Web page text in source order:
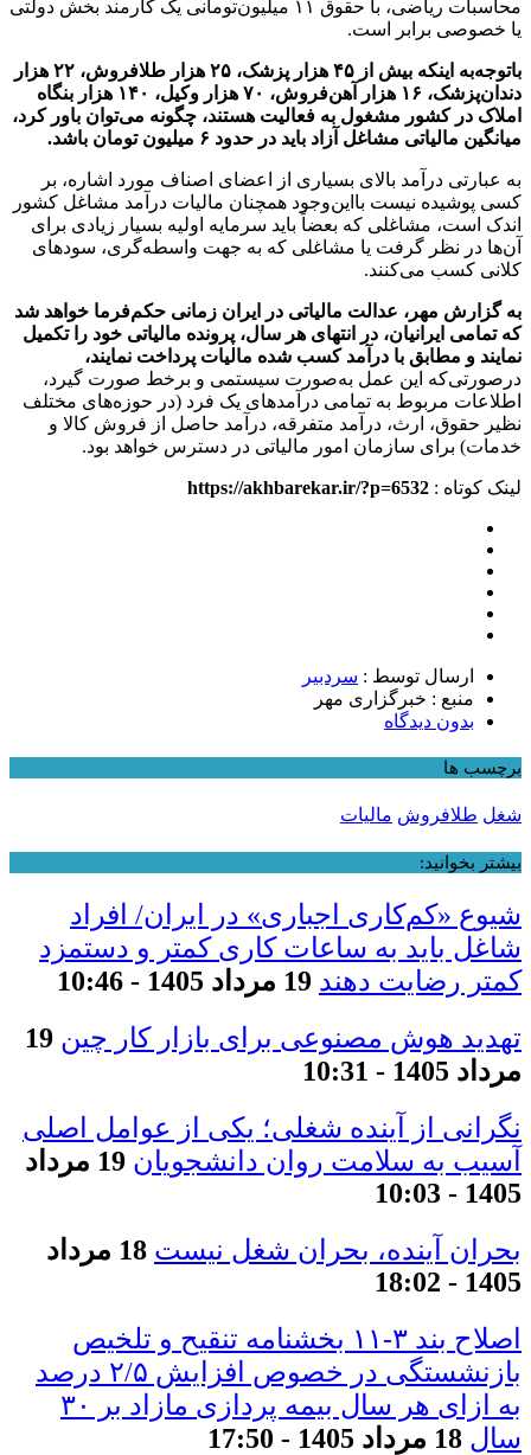
محاسبات ریاضی، با حقوق ۱۱ میلیون‌تومانی یک کارمند بخش دولتی
یا خصوصی برابر است.
باتوجه‌به اینکه بیش از ۴۵ هزار پزشک، ۲۵ هزار طلافروش، ۲۲ هزار
دندان‌پزشک، ۱۶ هزار آهن‌فروش، ۷۰ هزار وکیل، ۱۴۰ هزار بنگاه
املاک در کشور مشغول به فعالیت هستند، چگونه می‌توان باور کرد،
میانگین مالیاتی مشاغل آزاد باید در حدود ۶ میلیون تومان باشد.
به عبارتی درآمد بالای بسیاری از اعضای اصناف مورد اشاره، بر
کسی پوشیده نیست بااین‌وجود همچنان مالیات درآمد مشاغل کشور
اندک است، مشاغلی که بعضاً باید سرمایه اولیه بسیار زیادی برای
آن‌ها در نظر گرفت یا مشاغلی که به جهت واسطه‌گری، سودهای
کلانی کسب می‌کنند.
به گزارش مهر، عدالت مالیاتی در ایران زمانی حکم‌فرما خواهد شد
که تمامی ایرانیان، در انتهای هر سال، پرونده مالیاتی خود را تکمیل
نمایند و مطابق با درآمد کسب شده مالیات پرداخت نمایند،
درصورتی‌که این عمل به‌صورت سیستمی و برخط صورت گیرد،
اطلاعات مربوط به تمامی درآمدهای یک فرد (در حوزه‌های مختلف
نظیر حقوق، ارث، درآمد متفرقه، درآمد حاصل از فروش کالا و
خدمات) برای سازمان امور مالیاتی در دسترس خواهد بود.
لینک کوتاه : https://akhbarekar.ir/?p=6532
ارسال توسط : سردبیر
منبع : خبرگزاری مهر
بدون دیدگاه
برچسب ها
شغل طلافروش مالیات
بیشتر بخوانید:
شیوع «کم‌کاری اجباری» در ایران/ افراد
شاغل باید به ساعات کاری کمتر و دستمزد
کمتر رضایت دهند 19 مرداد 1405 - 10:46
تهدید هوش مصنوعی برای بازار کار چین 19
مرداد 1405 - 10:31
نگرانی از آینده شغلی؛ یکی از عوامل اصلی
آسیب به سلامت روان دانشجویان
19 مرداد
1405 - 10:03
بحران آینده، بحران شغل نیست
18 مرداد
1405 - 18:02
اصلاح بند ۳‏-۱۱ بخشنامه تنقیح و تلخیص
بازنشستگی در خصوص افزایش ۵‏‏‏‏‏‏‏‏‏/۲ درصد
سال 18 مرداد 1405 - 17:50